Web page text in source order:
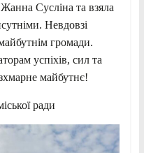
Сусліна та взяла
Невдовзі
громади.
успіхів, сил та
майбутнє!
ради